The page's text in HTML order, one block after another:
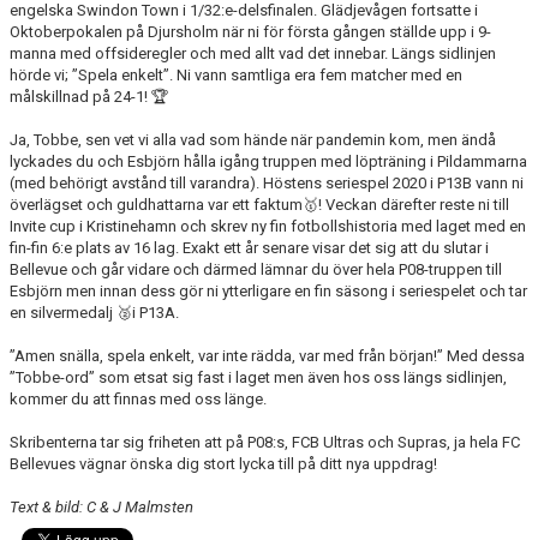
engelska Swindon Town i 1/32:e-delsfinalen. Glädjevågen fortsatte i
Oktoberpokalen på Djursholm när ni för första gången ställde upp i 9-
manna med offsideregler och med allt vad det innebar. Längs sidlinjen
hörde vi; ”Spela enkelt”. Ni vann samtliga era fem matcher med en
målskillnad på 24-1! 🏆
Ja, Tobbe, sen vet vi alla vad som hände när pandemin kom, men ändå
lyckades du och Esbjörn hålla igång truppen med löpträning i Pildammarna
(med behörigt avstånd till varandra). Höstens seriespel 2020 i P13B vann ni
överlägset och guldhattarna var ett faktum🥇! Veckan därefter reste ni till
Invite cup i Kristinehamn och skrev ny fin fotbollshistoria med laget med en
fin-fin 6:e plats av 16 lag. Exakt ett år senare visar det sig att du slutar i
Bellevue och går vidare och därmed lämnar du över hela P08-truppen till
Esbjörn men innan dess gör ni ytterligare en fin säsong i seriespelet och tar
en silvermedalj 🥈i P13A.
”Amen snälla, spela enkelt, var inte rädda, var med från början!” Med dessa
”Tobbe-ord” som etsat sig fast i laget men även hos oss längs sidlinjen,
kommer du att finnas med oss länge.
Skribenterna tar sig friheten att på P08:s, FCB Ultras och Supras, ja hela FC
Bellevues vägnar önska dig stort lycka till på ditt nya uppdrag!
Text & bild: C & J Malmsten